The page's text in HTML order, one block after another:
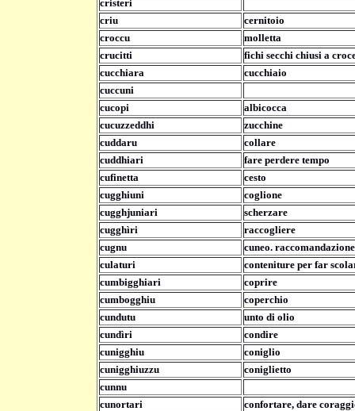
cristeri
criu
cernitoio
croccu
molletta
crucitti
fichi secchi chiusi a
cucchiara
cucchiaio
cuccuni
cucopi
albicocca
cucuzzeddhi
zucchine
cuddaru
collare
cuddhiari
fare perdere tempo
cufinetta
cesto
cugghiuni
coglione
cugghjuniari
scherzare
cugghìri
raccogliere
cugnu
cuneo. raccomandazione
culaturi
conteniture per far
cumbigghiari
coprire
cumbogghiu
coperchio
cundutu
unto di olio
cundìri
condire
cunigghiu
coniglio
cunigghiuzzu
coniglietto
cunnu
cunortari
confortare, dare